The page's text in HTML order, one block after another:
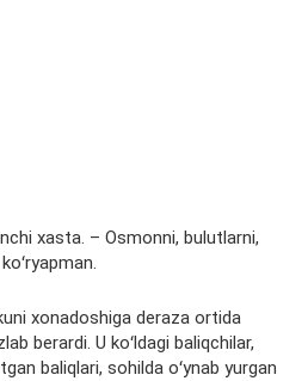
xasta. – Osmonni, bulutlarni,
xonadoshiga deraza ortida
berardi. U koʻldagi baliqchilar,
baliqlari, sohilda oʻynab yurgan